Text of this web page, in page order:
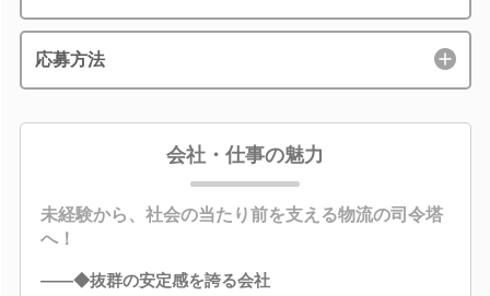
応募方法
会社・仕事の魅力
未経験から、社会の当たり前を支える物流の司令塔
へ！
――◆抜群の安定感を誇る会社